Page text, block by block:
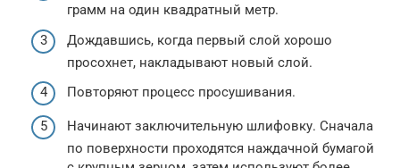
грамм на один квадратный метр.
Дождавшись, когда первый слой хорошо
просохнет, накладывают новый слой.
Повторяют процесс просушивания.
Начинают заключительную шлифовку. Сначала
по поверхности проходятся наждачной бумагой